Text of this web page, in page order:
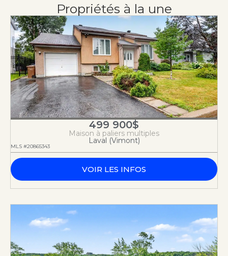
Propriétés à la une
499 900$
Maison à paliers multiples
Laval (Vimont)
MLS #20865343
VOIR LES INFOS